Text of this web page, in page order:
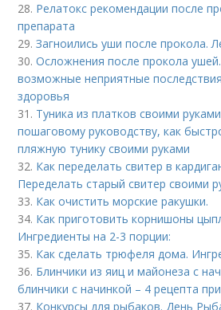
28. Релатокс рекомендации после
препарата
29.Загноились уши после прокола.
30.Осложнения после прокола
возможные неприятные
здоровья
31. Туника из платков своими
пошаговому руководству, как
пляжную тунику своими руками
32. Как переделать свитер в
Переделать старый свитер своими
33. Как очистить морские ракушки.
34. Как приготовить корнишоны
Ингредиенты на 2-3 порции:
35. Как сделать трюфеля дома.
36. Блинчики из яиц и майонеза с
блинчики с начинкой – 4 рецепта
37. Конкурсы для рыбаков. День